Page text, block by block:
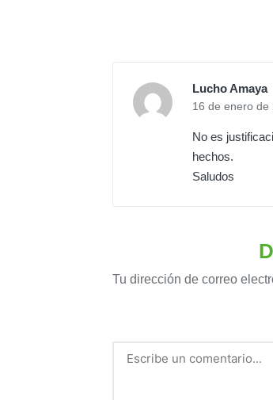
Lucho Amaya
16 de enero de
No es
hechos.
Saludos
Tu dirección de correo